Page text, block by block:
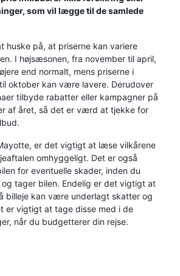
som vil lægge til de samlede
huske på, at priserne kan variere
I højsæsonen, fra november til april,
end normalt, mens priserne i
oktober kan være lavere. Derudover
tilbyde rabatter eller kampagner på
af året, så det er værd at tjekke for
er det vigtigt at læse vilkårene
omhyggeligt. Det er også
for eventuelle skader, inden du
tager bilen. Endelig er det vigtigt at
billeje kan være underlagt skatter og
er vigtigt at tage disse med i de
når du budgetterer din rejse.